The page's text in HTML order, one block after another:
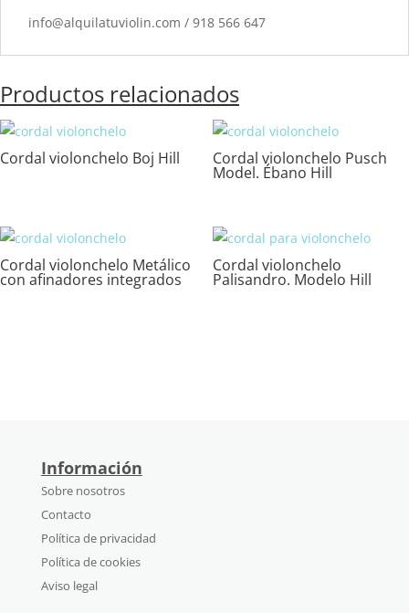
info@alquilatuviolin.com / 918 566 647
Productos relacionados
Cordal violonchelo Boj Hill Cordal violonchelo Pusch
Model. Ébano Hill
Cordal violonchelo Metálico
con afinadores integrados
Cordal violonchelo
Palisandro. Modelo Hill
Información
Sobre nosotros
Contacto
Política de privacidad
Política de cookies
Aviso legal